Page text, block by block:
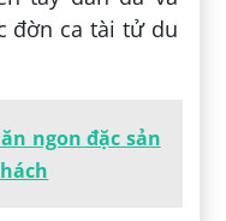
đờn ca tài tử du
ngon đặc sản